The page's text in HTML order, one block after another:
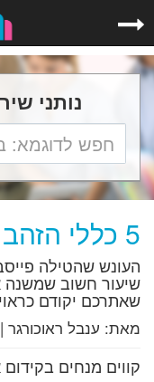
נותני
5 כללי הזהב בקידום אתרים
העונש שהטילה
שיעור חשוב
שאתרכם יקודם
מאת: ענבל ראוכורגר |
קווים מנחים